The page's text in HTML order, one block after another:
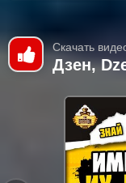
Скачать
Дзен,